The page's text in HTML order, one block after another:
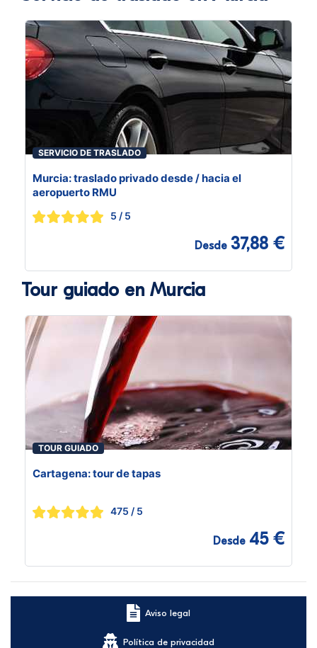
SERVICIO DE TRASLADO
Murcia: traslado privado desde / hacia el
aeropuerto RMU
5 / 5
Desde 37,88 €
Tour guiado en Murcia
TOUR GUIADO
Cartagena: tour de tapas
475 / 5
Desde 45 €
Aviso legal
Política de privacidad